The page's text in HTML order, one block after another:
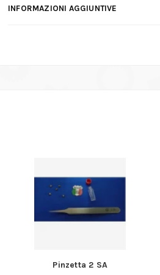
INFORMAZIONI AGGIUNTIVE
Beta “31L” – Cacciaspina lunghi cromati